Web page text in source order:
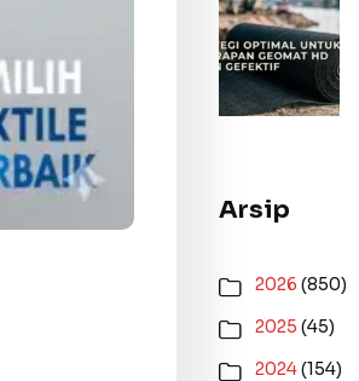
Arsip
2026 (850)
2025 (45)
2024(154)